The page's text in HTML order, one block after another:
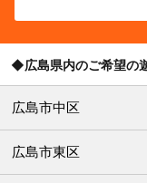
◆広島県内のご希望の
広島市中区
広島市東区